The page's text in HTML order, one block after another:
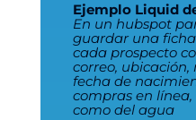
Ejemplo Liquid
En un hubspot
guardar una
cada prospecto
correo,
fecha de
compras en
como del agua